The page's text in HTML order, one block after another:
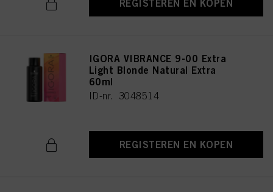
REGISTEREN EN KOPEN
IGORA VIBRANCE 9-00 Extra
Light Blonde Natural Extra
60ml
ID-nr. 3048514
REGISTEREN EN KOPEN